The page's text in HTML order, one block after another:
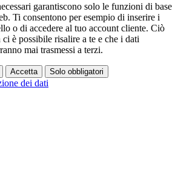
garantiscono solo le funzioni di base
Ti consentono per esempio di inserire i
o di accedere al tuo account cliente. Ciò
è possibile risalire a te e che i dati
mai trasmessi a terzi.
Accetta Solo obbligatori
dei dati